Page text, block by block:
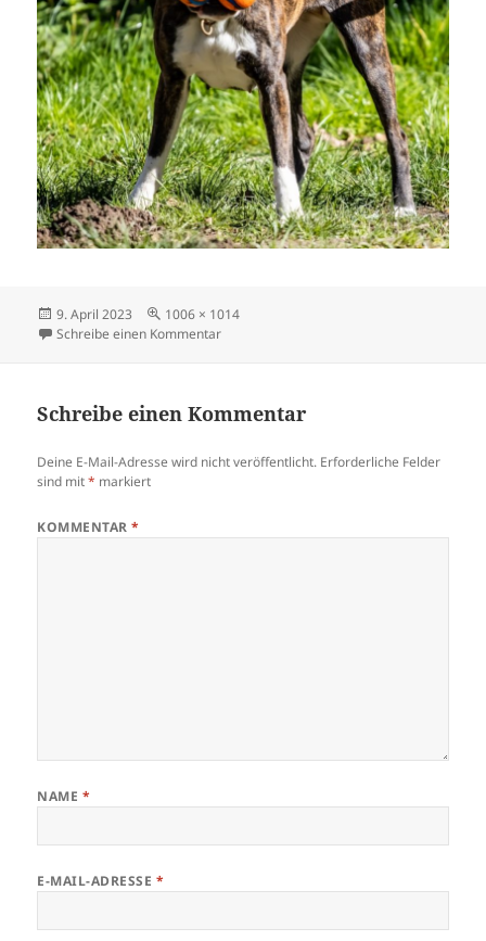
Veröffentlicht
am
9. April 2023 Originalgröße
1006 × 1014
Schreibe einen Kommentarzu zuseball
Schreibe einen Kommentar
Deine E-Mail-Adresse wird nicht veröffentlicht. Erforderliche Felder
sind mit* markiert
KOMMENTAR*
NAME *
E-MAIL-ADRESSE *